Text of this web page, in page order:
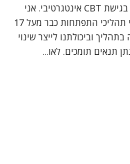
ופסיכותרפיסטית מוסמכת בגישת CBT אינטגרטיבי. אני
עוסקת בטיפול רגשי וליווי תהליכי התפתחות כבר מעל 17
וביכולתנו לייצר שינוי
תנאים תומכים. לאו...